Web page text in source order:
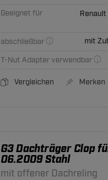
Geeignet für
Renault
abschließbar
mit
T-Nut Adapter verwendbar
Vergleichen Merken
G3 Dachträger Clop
06.2009 Stahl
mit offener Dachreling